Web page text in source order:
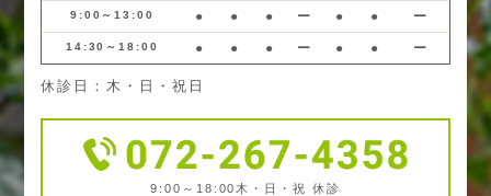
9:00～13:00 ● ● ● ー ● ● ー
14:30～18:00 ● ● ● ー ● ● ー
休診日：木・日・祝日
9:00～18:00 木・日・祝 休診